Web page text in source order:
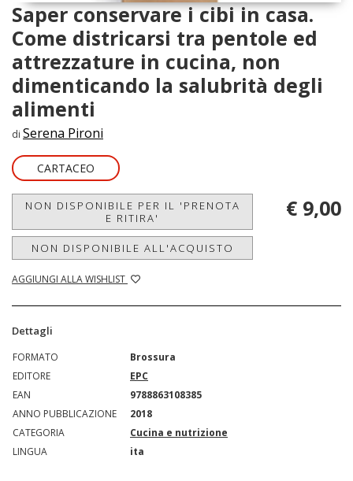
Saper conservare i cibi in casa.
Come districarsi tra pentole ed
attrezzature in cucina, non
dimenticando la salubrità degli
alimenti
di Serena Pironi
CARTACEO
NON DISPONIBILE PER IL 'PRENOTA
E RITIRA'
NON DISPONIBILE ALL'ACQUISTO
AGGIUNGI ALLA WISHLIST
€ 9,00
Dettagli
FORMATO
Brossura
EDITORE
EPC
EAN
9788863108385
ANNO PUBBLICAZIONE
2018
CATEGORIA
Cucina e nutrizione
LINGUA
ita